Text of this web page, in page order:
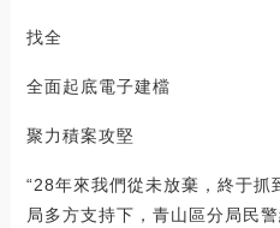
找全
全面起底電子建檔
聚力積案攻堅
“28年來我們從未放棄，終于抓
局多方支持下，青山區分局民